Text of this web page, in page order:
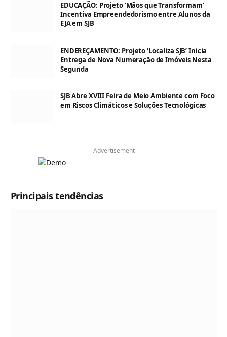
EDUCAÇÃO: Projeto ‘Mãos que Transformam’
Incentiva Empreendedorismo entre Alunos da
EJA em SJB
ENDEREÇAMENTO: Projeto ‘Localiza SJB’ Inicia
Entrega de Nova Numeração de Imóveis Nesta
Segunda
SJB Abre XVIII Feira de Meio Ambiente com Foco
em Riscos Climáticos e Soluções Tecnológicas
Advertisement
Principais tendências